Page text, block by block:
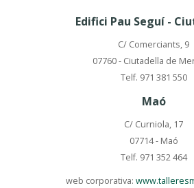
Edifici Pau Seguí -
C/ Comerciants, 9
07760 - Ciutadella de
Telf. 971 381 550
Maó
C/ Curniola, 17
07714 - Maó
Telf. 971 352 464
web corporativa: